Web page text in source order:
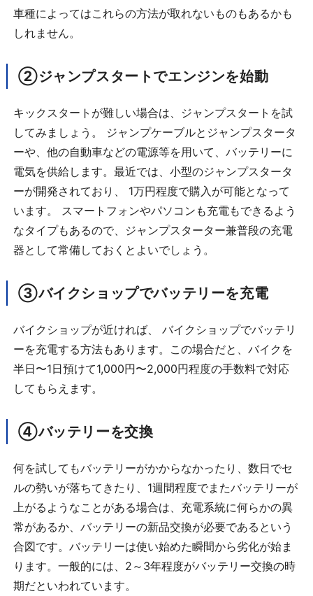
車種によってはこれらの方法が取れないものもあるかも
しれません。
②ジャンプスタートでエンジンを始動
キックスタートが難しい場合は、ジャンプスタートを試
してみましょう。 ジャンプケーブルとジャンプスタータ
ーや、他の自動車などの電源等を用いて、バッテリーに
電気を供給します。最近では、小型のジャンプスタータ
ーが開発されており、 1万円程度で購入が可能となって
います。 スマートフォンやパソコンも充電もできるよう
なタイプもあるので、ジャンプスターター兼普段の充電
器として常備しておくとよいでしょう。
③バイクショップでバッテリーを充電
バイクショップが近ければ、 バイクショップでバッテリ
ーを充電する方法もあります。この場合だと、バイクを
半日〜1日預けて1,000円〜2,000円程度の手数料で対応
してもらえます。
④バッテリーを交換
何を試してもバッテリーがかからなかったり、数日でセ
ルの勢いが落ちてきたり、1週間程度でまたバッテリーが
上がるようなことがある場合は、充電系統に何らかの異
常があるか、バッテリーの新品交換が必要であるという
合図です。バッテリーは使い始めた瞬間から劣化が始ま
ります。一般的には、2～3年程度がバッテリー交換の時
期だといわれています。